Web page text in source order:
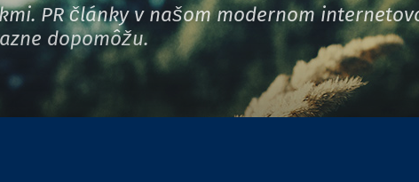
PR články v našom modernom
dopomôžu.